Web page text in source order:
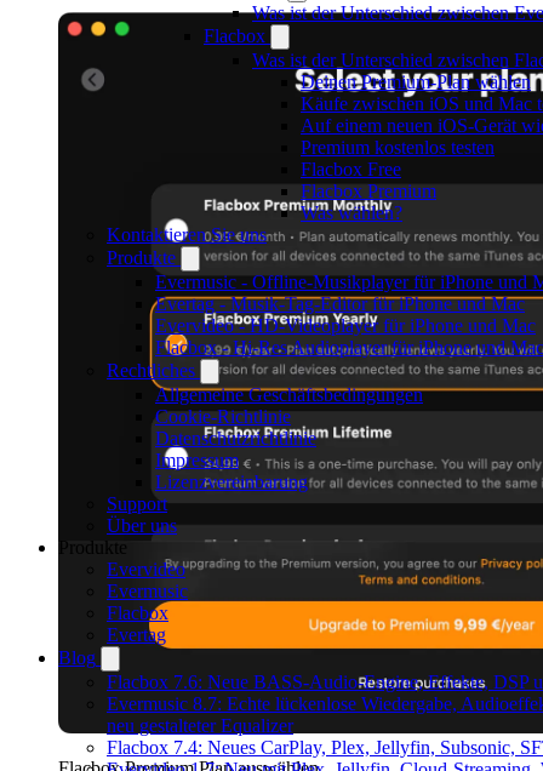
Was ist der Unterschied zwischen
Flacbox
Was ist der Unterschied zwischen
Deinen Premium-Plan wählen
Käufe zwischen iOS und Mac
Auf einem neuen iOS-Gerät
Premium kostenlos testen
Flacbox Free
Flacbox Premium
Was wählen?
Kontaktieren Sie uns
Produkte
Evermusic - Offline-Musikplayer für iPhone und
Evertag - Musik-Tag-Editor für iPhone und Mac
Evervideo - HD-Videoplayer für iPhone und Mac
Flacbox - Hi-Res Audioplayer für iPhone und Mac
Rechtliches
Allgemeine Geschäftsbedingungen
Cookie-Richtlinie
Datenschutzrichtlinie
Impressum
Lizenzvereinbarung
Support
Über uns
Produkte
Evervideo
Evermusic
Flacbox
Evertag
Blog
Flacbox 7.6: Neue BASS-Audio-Engine, Effekte, DSP
Evermusic 8.7: Echte lückenlose Wiedergabe,
neu gestalteter Equalizer
Flacbox 7.4: Neues CarPlay, Plex, Jellyfin, Subsonic,